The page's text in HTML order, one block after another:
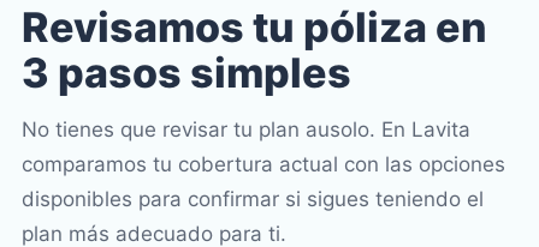
Revisamos tu póliza en
3 pasos simples
No tienes que revisar tu plan ausolo. En Lavita
comparamos tu cobertura actual con las opciones
disponibles para confirmar si sigues teniendo el
plan más adecuado para ti.